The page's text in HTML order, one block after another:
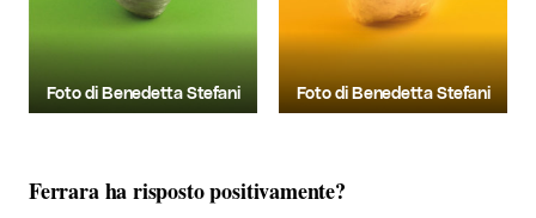
Foto di Benedetta Stefani Foto di Benedetta Stefani
Ferrara ha risposto positivamente?